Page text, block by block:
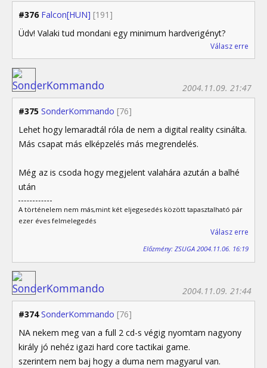
#376 Falcon[HUN] [191]
Üdv! Valaki tud mondani egy minimum hardverigényt?
Válasz erre
#375 SonderKommando [76]
2004.11.09. 21:47
Lehet hogy lemaradtál róla de nem a digital reality csinálta.
Más csapat más elképzelés más megrendelés.
Még az is csoda hogy megjelent valahára azután a balhé
után
A történelem nem más,mint két eljegesedés között tapasztalható pár
ezer éves felmelegedés
Válasz erre
Előzmény: ZSUGA 2004.11.06. 16:19
#374 SonderKommando [76]
2004.11.09. 21:44
NA nekem meg van a full 2 cd-s végig nyomtam nagyony
király jó nehéz igazi hard core tactikai game.
szerintem nem baj hogy a duma nem magyarul van.